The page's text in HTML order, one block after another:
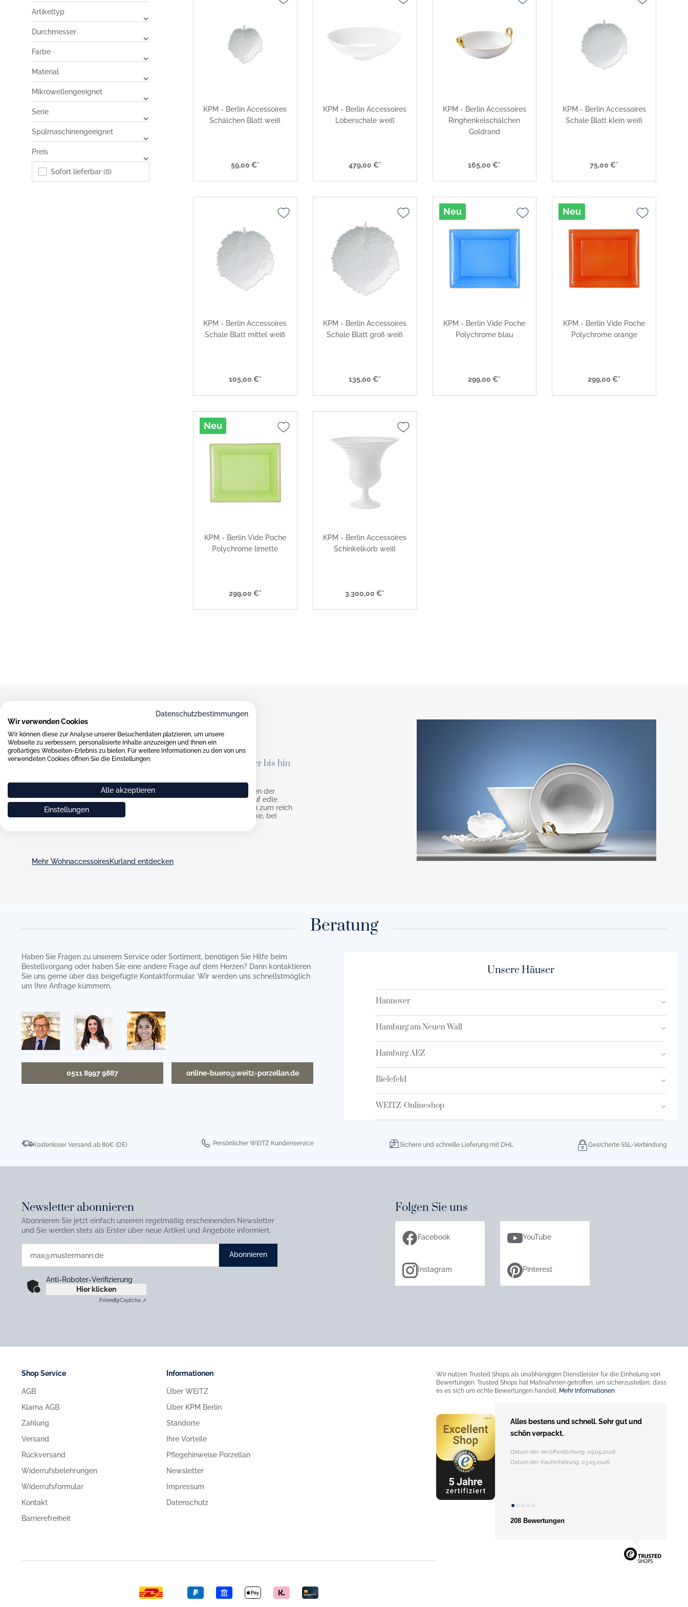
Artikeltyp
Durchmesser
Farbe
Material
Mikrowellengeeignet
Serie
Spülmaschinengeeignet
Preis
Sofort lieferbar (6)
KPM - Berlin Accessoires
Schälchen Blatt weiß
59,00 €*
KPM - Berlin Accessoires
Löberschale weiß
479,00 €*
KPM - Berlin Accessoires
Ringhenkelschälchen
Goldrand
165,00 €*
KPM - Berlin Accessoires
Schale Blatt klein weiß
75,00 €*
KPM - Berlin Accessoires
Schale Blatt mittel weiß
105,00 €*
KPM - Berlin Accessoires
Schale Blatt groß weiß
135,00 €*
Neu
KPM - Berlin Vide Poche
Polychrome blau
299,00 €*
Neu
KPM - Berlin Vide Poche
Polychrome orange
299,00 €*
Neu
KPM - Berlin Vide Poche
Polychrome limette
299,00 €*
KPM - Berlin Accessoires
Schinkelkorb weiß
3.300,00 €*
Körbe & Schalen
KPM Körbe und Schalen – Porzellankunst von reduzierter bis hin
Dekoration und Inspiration liefern die zahlreichen Körbe und Schalen der
Königlichen Porzellanmanufaktur (KPM) Berlin, denn sie vereinen auf edle
Weise Zierde und Funktion. Von der filigranen Konfektschale bis hin zum reich
verzierten Korb – hier erleben Porzellanfreunde wahre Meisterstücke, bei
Mehr WohnaccessoiresKurland entdecken
Beratung
Haben Sie Fragen zu unserem Service oder Sortiment, benötigen Sie Hilfe beim
Bestellvorgang oder haben Sie eine andere Frage auf dem Herzen? Dann kontaktieren
Sie uns gerne über das beigefügte Kontaktformular. Wir werden uns schnellstmöglich
um Ihre Anfrage kümmern.
0511 8997 9887 online-buero@weitz-porzellan.de
Unsere Häuser
Hannover
Hamburg am Neuen Wall
Hamburg AEZ
Bielefeld
WEITZ-Onlineshop
Kostenloser Versand ab 80€ (DE) Persönlicher WEITZ Kundenservice Sichere und schnelle Lieferung mit DHL Gesicherte SSL-Verbindung
Newsletter abonnieren
Abonnieren Sie jetzt einfach unseren regelmäßig erscheinenden Newsletter
und Sie werden stets als Erster über neue Artikel und Angebote informiert.
Abonnieren
Anti-Roboter-Verifizierung
Hier klicken
FriendlyCaptcha ⇗
Folgen Sie uns
Facebook YouTube
Instagram Pinterest
Shop Service
AGB
Klarna AGB
Zahlung
Versand
Rückversand
Widerrufsbelehrungen
Widerrufsformular
Kontakt
Barrierefreiheit
Informationen
Über WEITZ
Über KPM Berlin
Standorte
Ihre Vorteile
Pflegehinweise Porzellan
Newsletter
Impressum
Datenschutz
Wir nutzen Trusted Shops als unabhängigen Dienstleister für die Einholung von
Bewertungen. Trusted Shops hat Maßnahmen getroffen, um sicherzustellen, dass
es es sich um echte Bewertungen handelt. Mehr Informationen
Alles bestens und schnell. Sehr gut und
schön verpackt.
Datum der Veröffentlichung: 09.05.2026
Datum der Kauferfahrung: 03.05.2026
208 Bewertungen
Datenschutzbestimmungen
Wir verwenden Cookies
Wir können diese zur Analyse unserer Besucherdaten platzieren, um unsere
Webseite zu verbessern, personalisierte Inhalte anzuzeigen und Ihnen ein
großartiges Webseiten-Erlebnis zu bieten. Für weitere Informationen zu den von uns
verwendeten Cookies öffnen Sie die Einstellungen.
Alle akzeptieren
Einstellungen